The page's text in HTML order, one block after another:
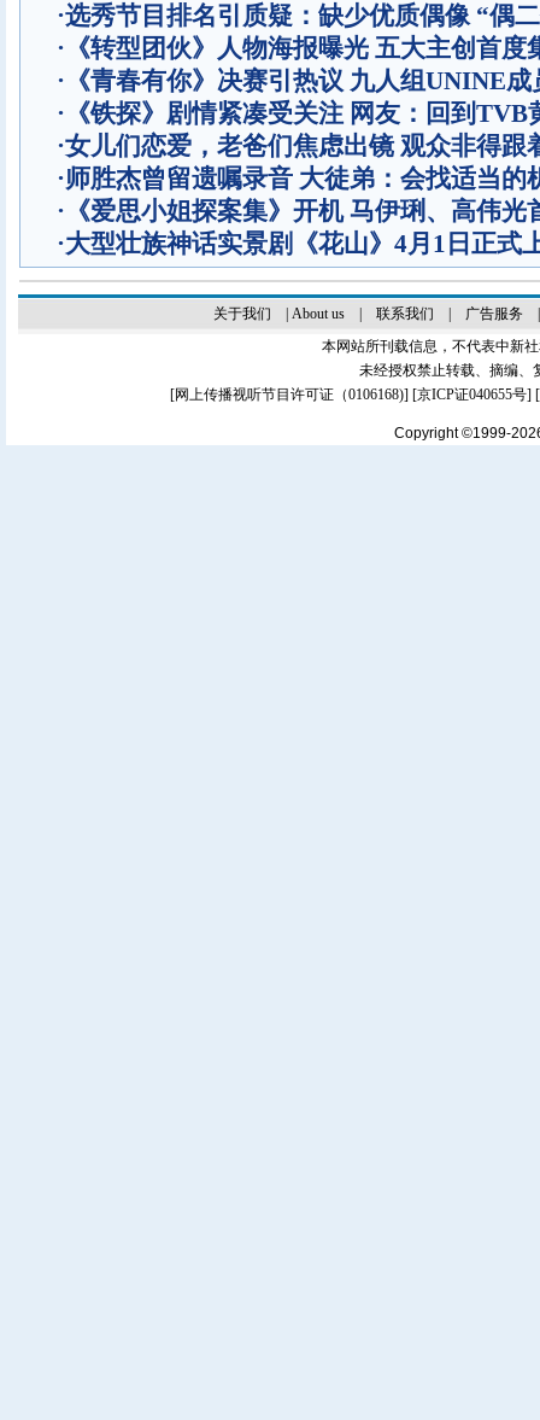
·选秀节目排名引质疑：缺少优质偶像 “偶
· 《转型团伙》人物海报曝光 五大主创首度
· 《青春有你》决赛引热议 九人组UNINE成
· 《铁探》剧情紧凑受关注 网友：回到TVB
·女儿们恋爱，老爸们焦虑出镜 观众非得跟
·师胜杰曾留遗嘱录音 大徒弟：会找适当的
· 《爱思小姐探案集》开机 马伊琍、高伟光
·大型壮族神话实景剧《花山》4月1日正式
关于我们 About us| 联系我们 广告服务
本网站所刊载信息，不代表中新
未经授权禁止转载、摘编、
[网上传播视听节目许可证（0106168)] [京ICP证040655号]
Copyright ©1999-